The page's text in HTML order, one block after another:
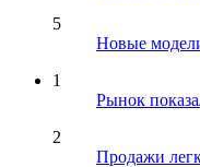
5
Новые
1
Рынок
2
Продажи